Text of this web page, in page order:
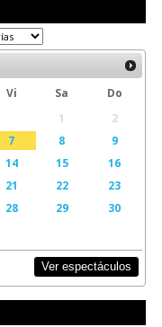
Vi Sa
Do
1
2
7 8
9
14 15
16
21 22
23
28 29
30
Ver espectáculos